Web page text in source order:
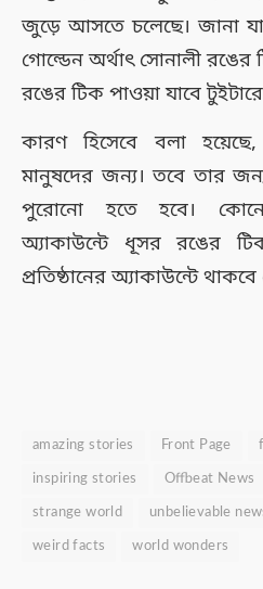
জুড়ে আসতে চলেছে। জানা
গোল্ডেন অর্থাৎ সোনালী
রঙের টিক পাওয়া যাবে
কারণ হিসেবে বলা
মানুষদের জন্য। তবে তার
পুরোনো হতে হবে। কোনো
অ্যাকাউন্টে ধূসর রঙের
প্রতিষ্ঠানের অ্যাকাউন্টে
amazing stories Front Page
inspiring stories Offbeat News
strange world unbelievable
weird facts world wonders